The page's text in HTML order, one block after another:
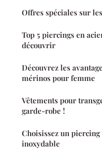
Offres spéciales sur
Top 5 piercings en
découvrir
Découvrez les
mérinos pour femme
Vêtements pour
garde-robe !
Choisissez un
inoxydable